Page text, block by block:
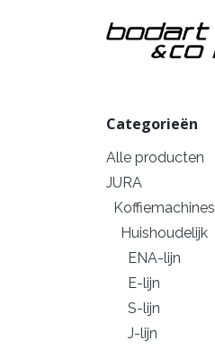
Categorieën
Alle producten
​JURA
Koffiemachines
Huishoudelijk
ENA-lijn
E-lijn
S-lijn
J-lijn